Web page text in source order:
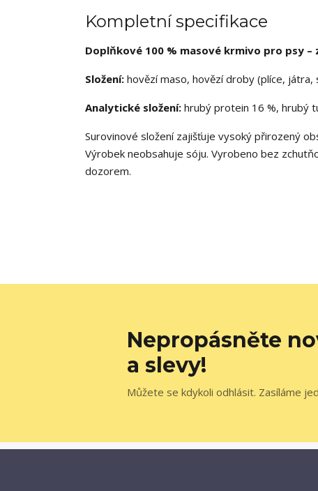
Kompletní specifikace
Doplňkové 100 % masové krmivo pro psy –
Složení: hovězí maso, hovězí droby (plíce,
Analytické složení: hrubý protein 16 %, hrubý
Surovinové složení zajišťuje vysoký přirozený
Výrobek neobsahuje sóju. Vyrobeno bez
dozorem.
Nepropásněte
a slevy!
Můžete se kdykoli odhlásit. Zasíláme